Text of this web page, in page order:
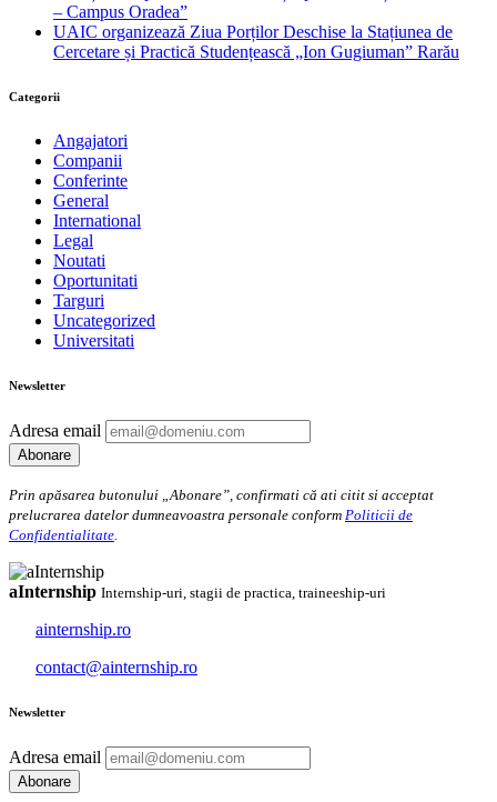
– Campus Oradea”
UAIC organizează Ziua Porților Deschise la Stațiunea de
Cercetare și Practică Studențească „Ion Gugiuman” Rarău
Categorii
Angajatori
Companii
Conferinte
General
International
Legal
Noutati
Oportunitati
Targuri
Uncategorized
Universitati
Newsletter
Adresa email
Prin apăsarea butonului „Abonare”, confirmati că ati citit si acceptat
prelucrarea datelor dumneavoastra personale conform Politicii de
Confidentialitate
aInternship Internship-uri, stagii de practica, traineeship-uri
ainternship.ro
contact@ainternship.ro
Newsletter
Adresa email